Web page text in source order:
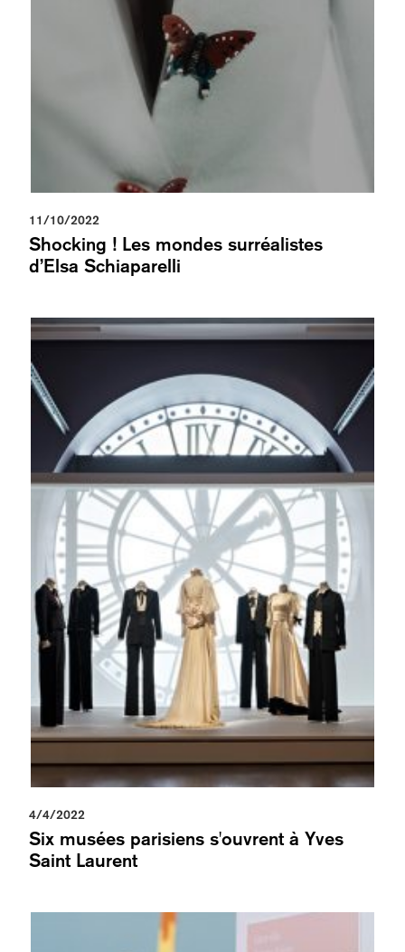
11/10/2022
Shocking ! Les mondes surréalistes
d’Elsa Schiaparelli
4/4/2022
Six musées parisiens s'ouvrent à Yves
Saint Laurent